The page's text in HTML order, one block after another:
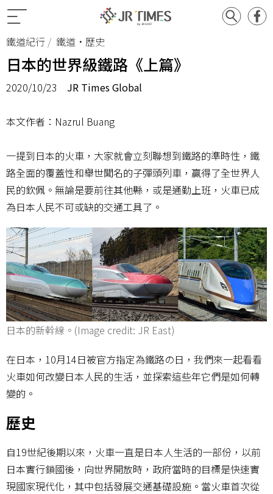
鐵道紀行 鐵道•歷史
日本的世界級鐵路《上篇》
2020/10/23 JR Times Global
本文作者：Nazrul Buang
一提到日本的火車，大家就會立刻聯想到鐵路的準時性，鐵
路全面的覆蓋性和舉世聞名的子彈頭列車，贏得了全世界人
民的欽佩。無論是要前往其他縣，或是通勤上班，火車已成
為日本人民不可或缺的交通工具了。
日本的新幹線。(Image credit: JR East)
在日本，10月14日被官方指定為鐵路の日，我們來一起看看
火車如何改變日本人民的生活，並探索這些年它們是如何轉
變的。
歷史
自19世紀後期以來，火車一直是日本人生活的一部份，以前
日本實行鎖國後，向世界開放時，政府當時的目標是快速實
現國家現代化，其中包括發展交通基礎設施。當火車首次從